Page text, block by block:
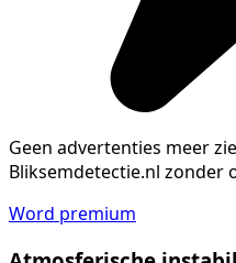
Geen advertenties meer
Bliksemdetectie.nl zonder
Word premium